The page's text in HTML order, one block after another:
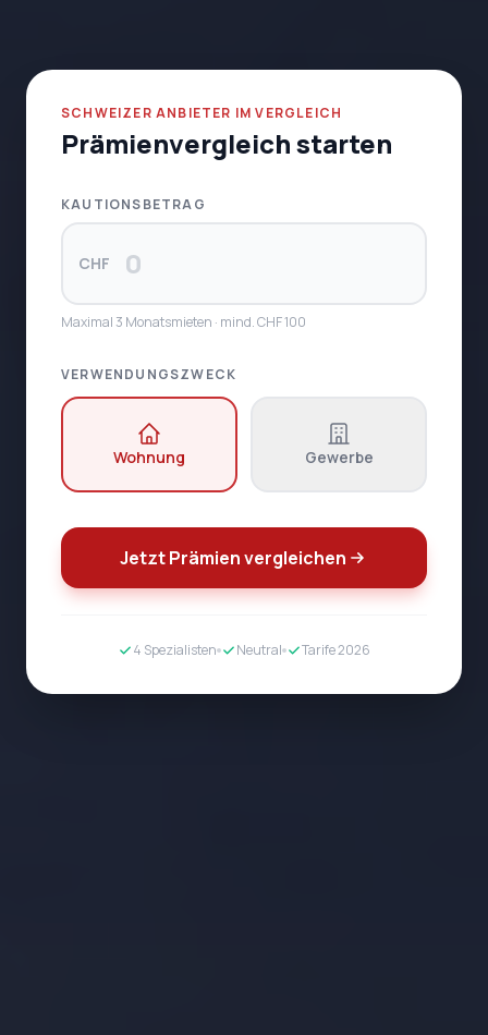
SCHWEIZER ANBIETER IM VERGLEICH
Prämienvergleich starten
KAUTIONSBETRAG
CHF
Maximal 3 Monatsmieten · mind. CHF 100
VERWENDUNGSZWECK
Wohnung Gewerbe
Jetzt Prämien vergleichen
4 Spezialisten Neutral Tarife 2026